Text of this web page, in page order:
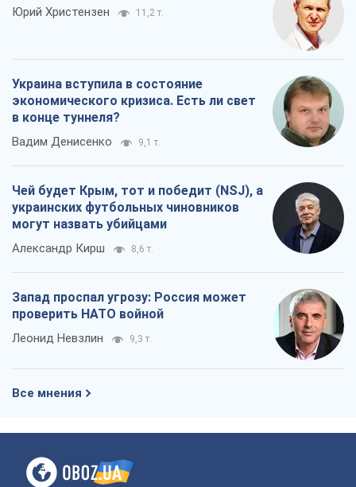
Юрий Христензен 11,2 т.
Украина вступила в состояние
экономического кризиса. Есть ли свет
в конце туннеля?
Вадим Денисенко 9,1 т.
Чей будет Крым, тот и победит (NSJ), а
украинских футбольных чиновников
могут назвать убийцами
Александр Кирш 8,6 т.
Запад проспал угрозу: Россия может
проверить НАТО войной
Леонид Невзлин 9,3 т.
Все мнения